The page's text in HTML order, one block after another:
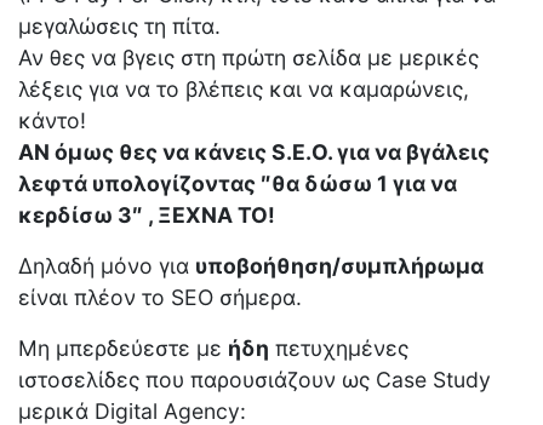
μεγαλώσεις τη πίτα.
Αν θες να βγεις στη πρώτη σελίδα με μερικές
λέξεις για να το βλέπεις και να καμαρώνεις,
κάντο!
ΑΝ όμως θες να κάνεις S.E.O. για να βγάλεις
λεφτά υπολογίζοντας ″θα δώσω 1 για να
κερδίσω 3″ , ΞΕΧΝΑ ΤΟ!
Δηλαδή μόνο για υποβοήθηση/συμπλήρωμα
είναι πλέον το SEO σήμερα.
Μη μπερδεύεστε με ήδη πετυχημένες
ιστοσελίδες που παρουσιάζουν ως Case Study
μερικά Digital Agency: